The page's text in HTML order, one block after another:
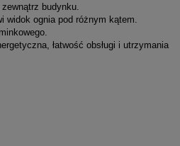
budynku.
widok ognia pod różnym kątem.
łatwość obsługi i utrzymania